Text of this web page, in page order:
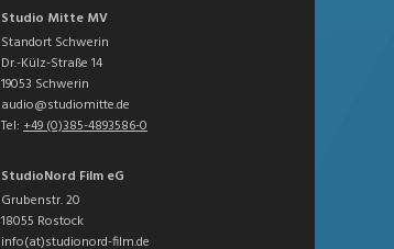
Studio Mitte MV
Standort Schwerin
Dr.-Külz-Straße 14
19053 Schwerin
audio@studiomitte.de
Tel: +49 (0)385-4893586-0
StudioNord Film eG
Grubenstr. 20
18055 Rostock
info(at)studionord-film.de